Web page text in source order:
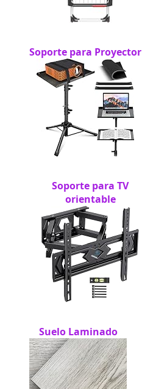
Soporte para Proyector
Soporte para TV
orientable
Suelo Laminado